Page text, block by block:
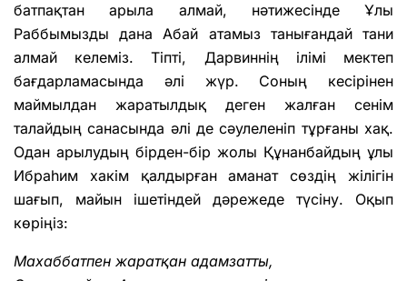
батпақтан арыла алмай, нәтижесінде Ұлы
Раббымызды дана Абай атамыз танығандай тани
алмай келеміз. Тіпті, Дарвиннің ілімі мектеп
бағдарламасында әлі жүр. Соның кесірінен
маймылдан жаратылдық деген жалған сенім
талайдың санасында әлі де сәулеленіп тұрғаны хақ.
Одан арылудың бірден-бір жолы Құнанбайдың ұлы
Ибраһим хакім қалдырған аманат сөздің жілігін
шағып, майын ішетіндей дәрежеде түсіну. Оқып
көріңіз:
Махаббатпен жаратқан адамзатты,